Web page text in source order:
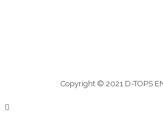
Copyright © 2021 D-TOPS